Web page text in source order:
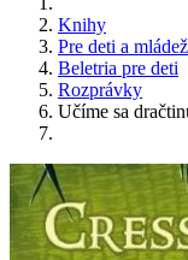
Knihy
Pre deti a mládež
Beletria pre deti
Rozprávky
Učíme sa